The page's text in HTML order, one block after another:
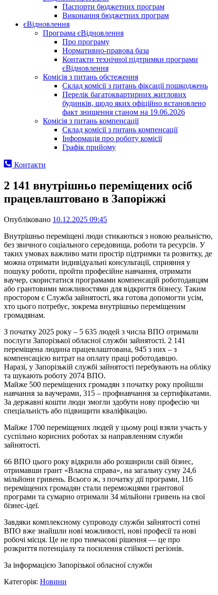
Паспорти бюджетних програм
Виконання бюджетних програм
єВідновлення
Програма єВідновлення
Про програму
Нормативно-правова база
Контакти технічної підтримки програми
єВідновлення
Комісія з питань обстеження
Склад комісії з питань фіксації пошкоджень
Перелік багатоквартирних житлових
будинків, щодо яких офіційно встановлено
факт знищення станом на 19.06.2026
Комісія з питань компенсації
Склад комісії з питань компенсації
Інформація про роботу комісії
Графік прийому
Контакти
2 141 внутрішньо переміщених осіб
працевлаштовано в Запоріжжі
Опубліковано 10.12.2025 09:45
Внутрішньо переміщені люди стикаються з новою реальністю,
без звичного соціального середовища, роботи та ресурсів. У
таких умовах важливо мати простір підтримки та розвитку, де
можна отримати індивідуальні консультації, сприяння у
пошуку роботи, пройти професійне навчання, отримати
ваучер, скористатися програмами компенсацій роботодавцям
або грантовими можливостями для відкриття бізнесу. Таким
простором є Служба зайнятості, яка готова допомогти усім,
хто цього потребує, зокрема внутрішньо переміщеним
громадянам.
З початку 2025 року – 5 635 людей з числа ВПО отримали
послуги Запорізької обласної служби зайнятості. 2 141
переміщена людина працевлаштована, 945 з них – з
компенсацією витрат на оплату праці роботодавцю.
Наразі, у Запорізькій службі зайнятості перебувають на обліку
та шукають роботу 2074 ВПО.
Майже 500 переміщених громадян з початку року пройшли
навчання за ваучерами, 315 – профнавчання за сертифікатами.
За державні кошти люди змогли здобути нову професію чи
спеціальність або підвищити кваліфікацію.
Майже 1700 переміщених людей у цьому році взяли участь у
суспільно корисних роботах за направленням служби
зайнятості.
66 ВПО цього року відкрили або розширили свій бізнес,
отримавши грант «Власна справа», на загальну суму 24,6
мільйони гривень. Всього ж, з початку дії програми, 116
переміщених громадян стали переможцями грантової
програми та сумарно отримали 34 мільйони гривень на свої
бізнес-ідеї.
Завдяки комплексному супроводу служби зайнятості сотні
ВПО вже знайшли нові можливості, нові професії та нові
робочі місця. Це не про тимчасові рішення — це про
розкриття потенціалу та посилення стійкості регіонів.
За інформацією Запорізької обласної служби
Категорія: Новини